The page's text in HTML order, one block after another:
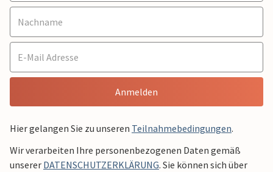
Anmelden
Hier gelangen Sie zu unseren Teilnahmebedingungen.
Wir verarbeiten Ihre personenbezogenen Daten gemäß
unserer DATENSCHUTZERKLÄRUNG. Sie können sich über